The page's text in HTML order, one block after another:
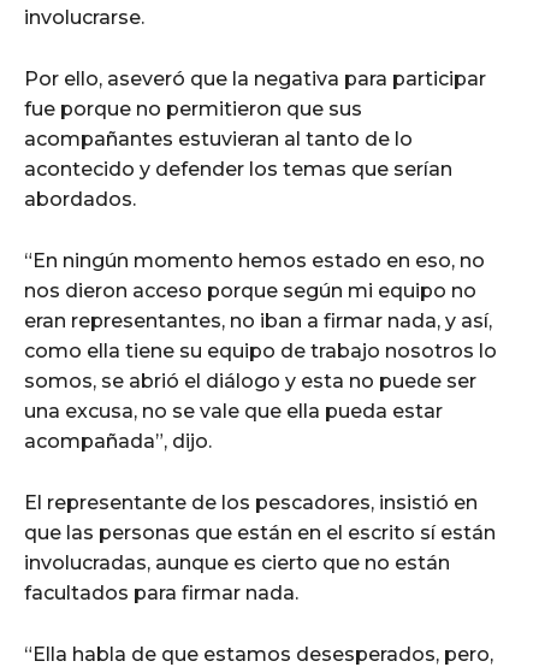
involucrarse.
Por ello, aseveró que la negativa para participar
fue porque no permitieron que sus
acompañantes estuvieran al tanto de lo
acontecido y defender los temas que serían
abordados.
“En ningún momento hemos estado en eso, no
nos dieron acceso porque según mi equipo no
eran representantes, no iban a firmar nada, y así,
como ella tiene su equipo de trabajo nosotros lo
somos, se abrió el diálogo y esta no puede ser
una excusa, no se vale que ella pueda estar
acompañada”, dijo.
El representante de los pescadores, insistió en
que las personas que están en el escrito sí están
involucradas, aunque es cierto que no están
facultados para firmar nada.
“Ella habla de que estamos desesperados, pero,